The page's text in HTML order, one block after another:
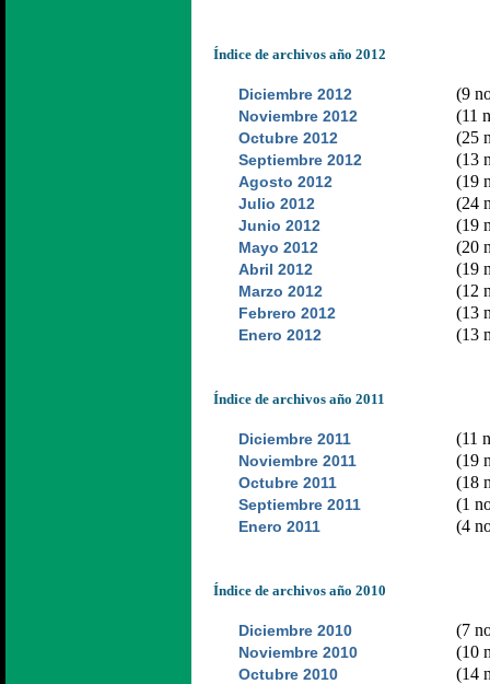
Índice de archivos año 2012
Diciembre 2012 (9
Noviembre 2012 (11
Octubre 2012 (25
Septiembre 2012 (13
Agosto 2012 (19
Julio 2012 (24
Junio 2012 (19
Mayo 2012 (20
Abril 2012 (19
Marzo 2012 (12
Febrero 2012 (13
Enero 2012 (13
Índice de archivos año 2011
Diciembre 2011 (11
Noviembre 2011 (19
Octubre 2011 (18
Septiembre 2011 (1
Enero 2011 (4
Índice de archivos año 2010
Diciembre 2010 (7
Noviembre 2010 (10
Octubre 2010 (14